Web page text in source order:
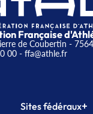
Française
de Coubertin -
00- ffa@athle.fr
Sites fédéraux+